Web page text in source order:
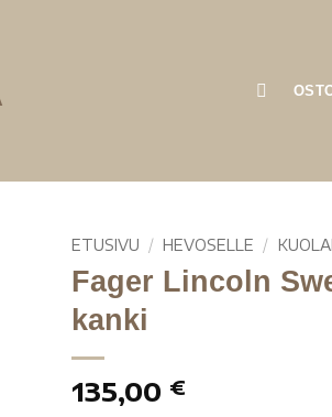
ETUSIVU / HEVOSELLE /
Fager Lincoln
kanki
135,00 €